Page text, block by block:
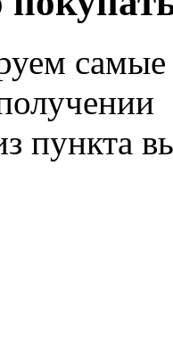
пункта